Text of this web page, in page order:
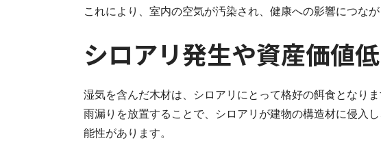
これにより、室内の空気が汚染され、健康への影響につなが
シロアリ発生や資産価値
湿気を含んだ木材は、シロアリにとって格好の餌食となりま
雨漏りを放置することで、シロアリが建物の構造材に侵入
能性があります。